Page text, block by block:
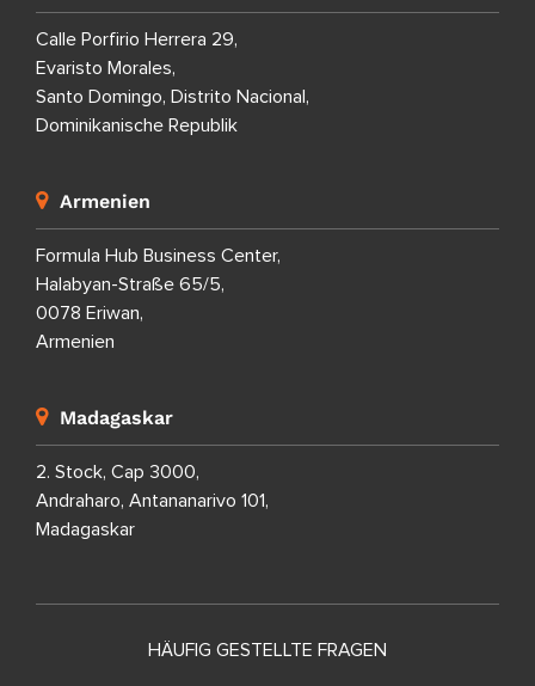
Calle Porfirio Herrera 29,
Evaristo Morales,
Santo Domingo, Distrito Nacional,
Dominikanische Republik
Armenien
Formula Hub Business Center,
Halabyan-Straße 65/5,
0078 Eriwan,
Armenien
Madagaskar
2. Stock, Cap 3000,
Andraharo, Antananarivo 101,
Madagaskar
HÄUFIG GESTELLTE FRAGEN